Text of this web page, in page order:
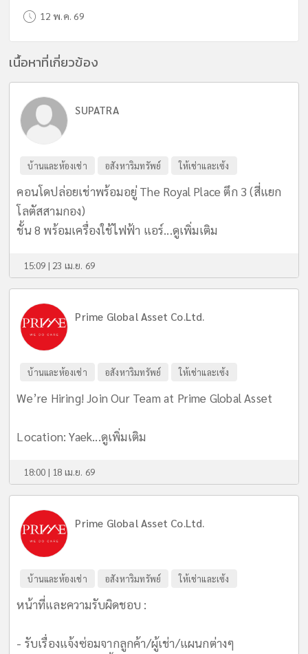
12 พ.ค. 69
เนื้อหาที่เกี่ยวข้อง
SUPATRA
บ้านและห้องเช่า อสังหาริมทรัพย์ ให้เช่าและเซ้ง
คอนโดปล่อยเช่าพร้อมอยู่ The Royal Place ตึก 3 (สี่แยก
โลตัสสามกอง)
ชั้น 8 พร้อมเครื่องใช้ไฟฟ้า แอร์...ดูเพิ่มเติม
15:09 | 23 เม.ย. 69
Prime Global Asset Co.Ltd.
บ้านและห้องเช่า อสังหาริมทรัพย์ ให้เช่าและเซ้ง
We’re Hiring! Join Our Team at Prime Global Asset
Location: Yaek...ดูเพิ่มเติม
18:00 | 18 เม.ย. 69
Prime Global Asset Co.Ltd.
บ้านและห้องเช่า อสังหาริมทรัพย์ ให้เช่าและเซ้ง
หน้าที่และความรับผิดชอบ :
- รับเรื่องแจ้งซ่อมจากลูกค้า/ผู้เช่า/แผนกต่างๆ